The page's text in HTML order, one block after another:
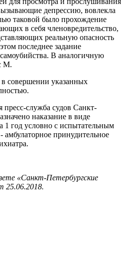
депрессию, вовлекла
таковой было прохождение
в себя членовредительство,
реальную опасность
последнее задание
В аналогичную
М.
совершении указанных
пресс-служба судов Санкт-
наказание в виде
1 год условно с испытательным
амбулаторное принудительное
«Санкт-Петербургские
25.06.2018.